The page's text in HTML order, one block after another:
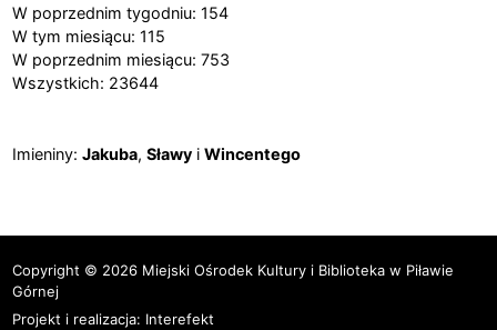
W poprzednim tygodniu: 154
W tym miesiącu: 115
W poprzednim miesiącu: 753
Wszystkich: 23644
Imieniny
Imieniny:Jakuba,Sławy iWincentego
Copyright © 2026 Miejski Ośrodek Kultury i Biblioteka w Piławie
Górnej
Projekt i realizacja: Interefekt